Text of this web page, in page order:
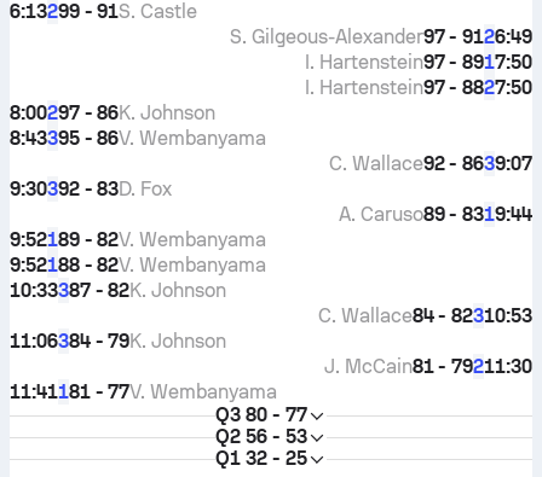
6:13299 - 91S. Castle
6:49
2
97 - 91
S. Gilgeous-Alexander
7:50
1
97 - 89
I. Hartenstein
7:50
2
97 - 88
I. Hartenstein
8:00297 - 86K. Johnson
8:43395 - 86V. Wembanyama
9:07
3
92 - 86
C. Wallace
9:30392 - 83D. Fox
9:44
1
89 - 83
A. Caruso
9:52189 - 82V. Wembanyama
9:52188 - 82V. Wembanyama
10:33387 - 82K. Johnson
10:53
3
84 - 82
C. Wallace
11:06384 - 79K. Johnson
11:30
2
81 - 79
J. McCain
11:41181 - 77V. Wembanyama
Q3 80 - 77
Q2 56 - 53
Q1 32 - 25